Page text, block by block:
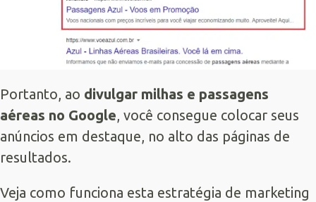
Portanto, ao divulgar milhas e passagens
aéreas no Google, você consegue colocar seus
anúncios em destaque, no alto das páginas de
resultados.
Veja como funciona esta estratégia de marketing